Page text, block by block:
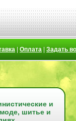
Оплата Задать
и
шитье и